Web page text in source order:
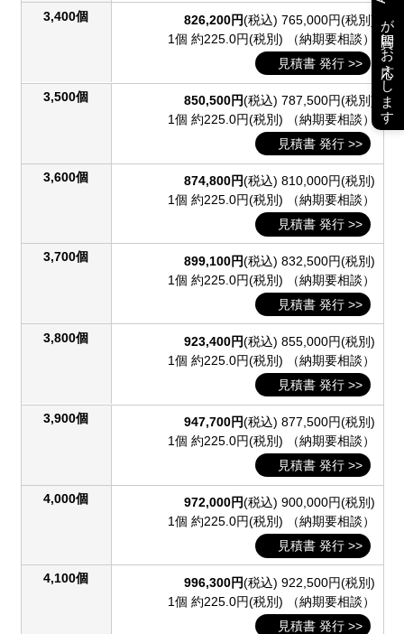
3,400個 826,200円(税込) 765,000円(税別)
1個 約225.0円(税別) （納期要相談）
見積書 発行 >>
3,500個 850,500円(税込) 787,500円(税別)
1個 約225.0円(税別) （納期要相談）
見積書 発行 >>
3,600個 874,800円(税込) 810,000円(税別)
1個 約225.0円(税別) （納期要相談）
見積書 発行 >>
3,700個 899,100円(税込) 832,500円(税別)
1個 約225.0円(税別) （納期要相談）
見積書 発行 >>
3,800個 923,400円(税込) 855,000円(税別)
1個 約225.0円(税別) （納期要相談）
見積書 発行 >>
3,900個 947,700円(税込) 877,500円(税別)
1個 約225.0円(税別) （納期要相談）
見積書 発行 >>
4,000個 972,000円(税込) 900,000円(税別)
1個 約225.0円(税別) （納期要相談）
見積書 発行 >>
4,100個 996,300円(税込) 922,500円(税別)
1個 約225.0円(税別) （納期要相談）
見積書 発行 >>
が質問にお応えします